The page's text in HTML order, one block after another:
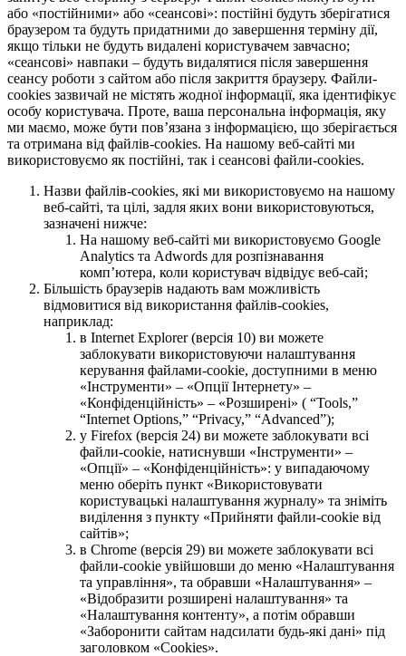
або «постійними» або «сеансові»: постійні будуть зберігатися
браузером та будуть придатними до завершення терміну дії,
якщо тільки не будуть видалені користувачем завчасно;
«сеансові» навпаки – будуть видалятися після завершення
сеансу роботи з сайтом або після закриття браузеру. Файли-
cookies зазвичай не містять жодної інформації, яка ідентифікує
особу користувача. Проте, ваша персональна інформація, яку
ми маємо, може бути пов’язана з інформацією, що зберігається
та отримана від файлів-cookies. На нашому веб-сайті ми
використовуємо як постійні, так і сеансові файли-cookies.
Назви файлів-cookies, які ми використовуємо на нашому
веб-сайті, та цілі, задля яких вони використовуються,
зазначені нижче:
На нашому веб-сайті ми використовуємо Google
Analytics та Adwords для розпізнавання
комп’ютера, коли користувач відвідує веб-сай;
Більшість браузерів надають вам можливість
відмовитися від використання файлів-cookies,
наприклад:
в Internet Explorer (версія 10) ви можете
заблокувати використовуючи налаштування
керування файлами-cookie, доступними в меню
«Інструменти» – «Опції Інтернету» –
«Конфіденційність» – «Розширені» ( “Tools,”
“Internet Options,” “Privacy,” “Advanced”);
у Firefox (версія 24) ви можете заблокувати всі
файли-cookie, натиснувши «Інструменти» –
«Опції» – «Конфіденційність»: у випадаючому
меню оберіть пункт «Використовувати
користувацькі налаштування журналу» та зніміть
виділення з пункту «Прийняти файли-cookie від
сайтів»;
в Chrome (версія 29) ви можете заблокувати всі
файли-cookie увійшовши до меню «Налаштування
та управління», та обравши «Налаштування» –
«Відобразити розширені налаштування» та
«Налаштування контенту», а потім обравши
«Заборонити сайтам надсилати будь-які дані» під
заголовком «Cookies».